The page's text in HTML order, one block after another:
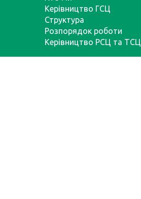
Керівництво ГСЦ
Структура
Розпорядок роботи
Керівництво РСЦ та ТСЦ